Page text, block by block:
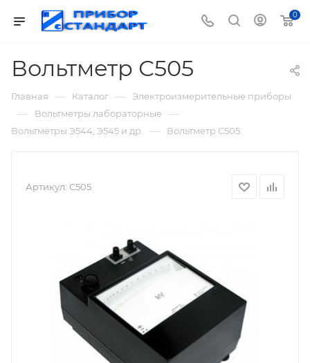
0
Вольтметр С505
Главная — Каталог — Электроизмерительные приборы
— Вольтметры лабораторные —
Вольтметры Э544, Э545 и др. — Вольтметр С505
Артикул: С505